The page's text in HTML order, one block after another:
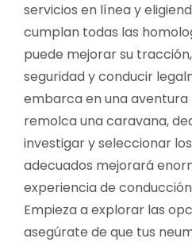
servicios en línea y
cumplan todas las
puede mejorar su
seguridad y conducir
embarca en una
remolca una caravana,
investigar y seleccionar
adecuados mejorará
experiencia de
Empieza a explorar las
asegúrate de que tus